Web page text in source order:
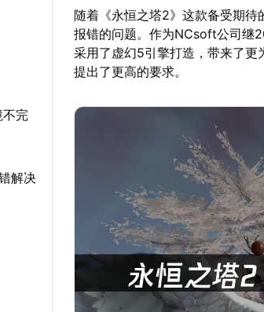
完
解决
随着《永恒之塔2》这款备受期待
报错的问题。作为NCsoft公司继
采用了虚幻5引擎打造，带来了
提出了更高的要求。